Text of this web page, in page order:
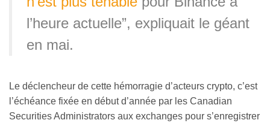
l’heure actuelle”, expliquait le géant
en mai.
Le déclencheur de cette hémorragie d’acteurs crypto, c’est
l’échéance fixée en début d’année par les Canadian
Securities Administrators aux exchanges pour s’enregistrer